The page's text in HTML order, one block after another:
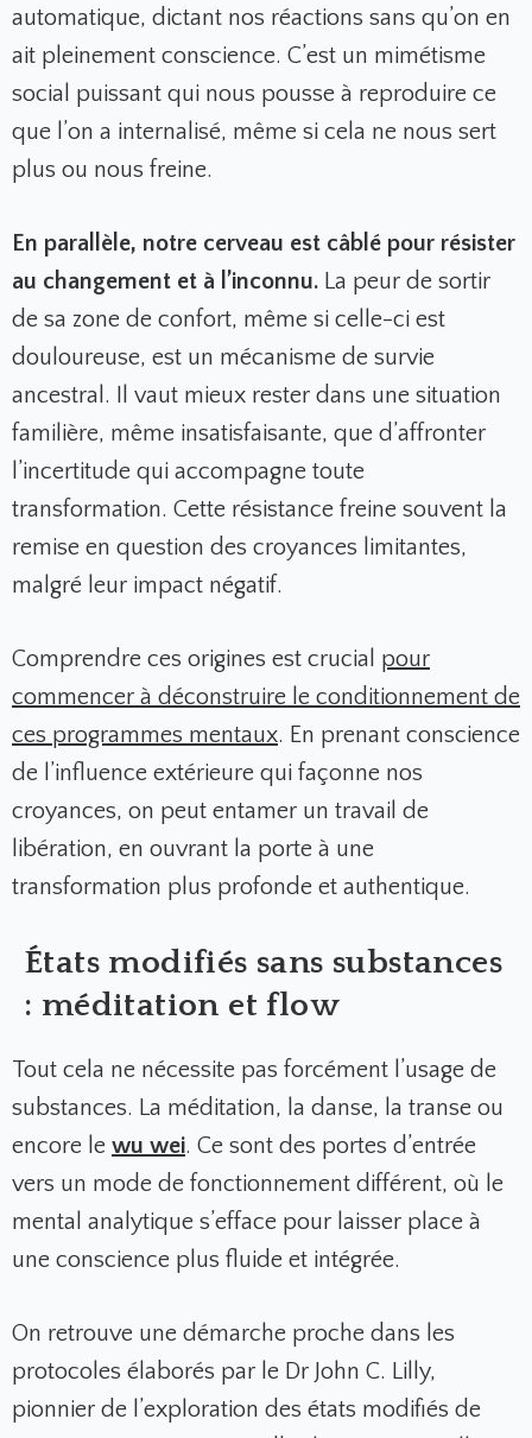
automatique, dictant nos réactions sans qu’on en
ait pleinement conscience. C’est un mimétisme
social puissant qui nous pousse à reproduire ce
que l’on a internalisé, même si cela ne nous sert
plus ou nous freine.
En parallèle, notre cerveau est câblé pour résister
au changement et à l’inconnu. La peur de sortir
de sa zone de confort, même si celle-ci est
douloureuse, est un mécanisme de survie
ancestral. Il vaut mieux rester dans une situation
familière, même insatisfaisante, que d’affronter
l’incertitude qui accompagne toute
transformation. Cette résistance freine souvent la
remise en question des croyances limitantes,
malgré leur impact négatif.
Comprendre ces origines est crucial pour
commencer à déconstruire le conditionnement de
ces programmes mentaux. En prenant conscience
de l’influence extérieure qui façonne nos
croyances, on peut entamer un travail de
libération, en ouvrant la porte à une
transformation plus profonde et authentique.
États modifiés sans substances
: méditation et flow
Tout cela ne nécessite pas forcément l’usage de
substances. La méditation, la danse, la transe ou
encore le wu wei. Ce sont des portes d’entrée
vers un mode de fonctionnement différent, où le
mental analytique s’efface pour laisser place à
une conscience plus fluide et intégrée.
On retrouve une démarche proche dans les
protocoles élaborés par le Dr John C. Lilly,
pionnier de l’exploration des états modifiés de